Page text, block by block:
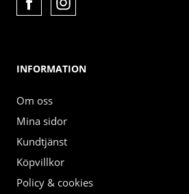
INFORMATION
Om oss
Mina sidor
Kundtjänst
Köpvillkor
Policy & cookies